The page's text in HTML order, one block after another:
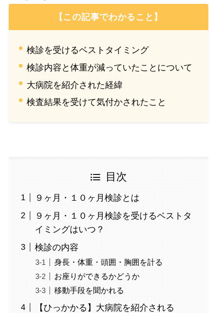
【この記事でわかること】
検診を受けるベストタイミング
検診内容と体重が減っていたことについて
大病院を紹介された経緯
検査結果を受けて気付かされたこと
目次
９ヶ月・１０ヶ月検診とは
９ヶ月・１０ヶ月検診を受けるベストタ
イミングはいつ？
検診の内容
身長・体重・頭囲・胸囲を計る
お座りができるかどうか
移動手段を聞かれる
【ひっかかる】大病院を紹介される